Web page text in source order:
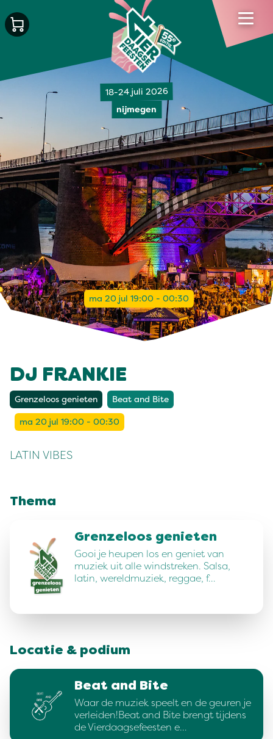
18-24 juli 2026
nijmegen
ma 20 jul 19:00 - 00:30
DJ FRANKIE
Grenzeloos genieten Beat and Bite
ma 20 jul 19:00 - 00:30
LATIN VIBES
Thema
Grenzeloos genieten
Gooi je heupen los en geniet van
muziek uit alle windstreken. Salsa,
latin, wereldmuziek, reggae, f…
Locatie & podium
Beat and Bite
Waar de muziek speelt en de geuren je
verleiden!Beat and Bite brengt tijdens
de Vierdaagsefeesten e…